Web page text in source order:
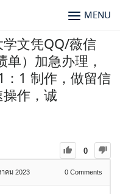
MENU
文凭QQ/薇信
）加急办理，
1 制作，做留信
作，诚
0
าคม 2023 0 Comments